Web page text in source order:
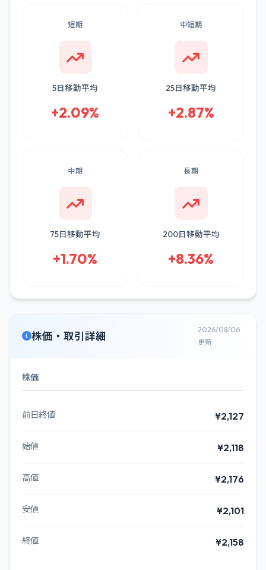
短期
5日移動平均
+2.09%
中短期
25日移動平均
+2.87%
中期
75日移動平均
+1.70%
長期
200日移動平均
+8.36%
株価・取引詳細
2026/08/06
更新
株価
前日終値 ¥2,127
始値 ¥2,118
高値 ¥2,176
安値 ¥2,101
終値 ¥2,158